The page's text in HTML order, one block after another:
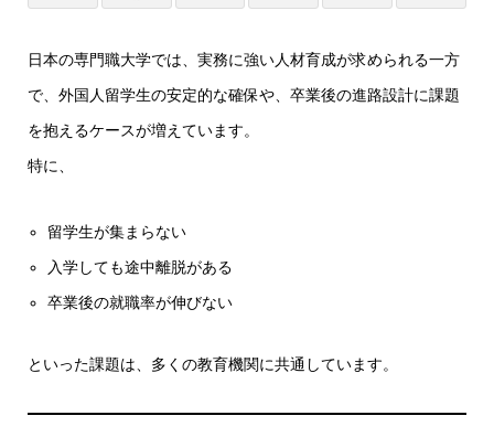
日本の専門職大学では、実務に強い人材育成が求められる一方
で、外国人留学生の安定的な確保や、卒業後の進路設計に課題
を抱えるケースが増えています。
特に、
留学生が集まらない
入学しても途中離脱がある
卒業後の就職率が伸びない
といった課題は、多くの教育機関に共通しています。